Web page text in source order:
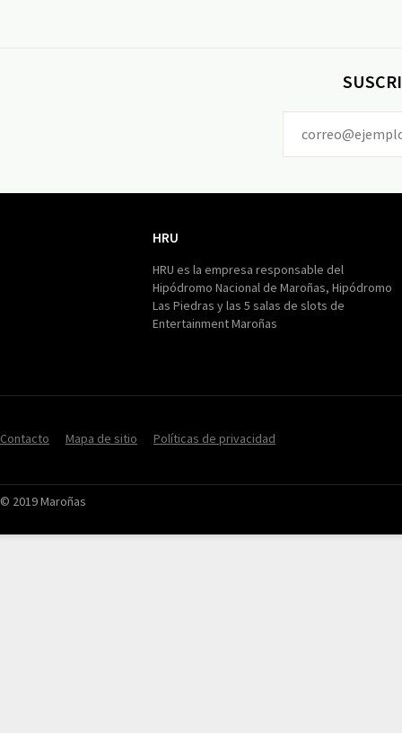
HRU
HRU es la empresa responsable del
Hipódromo Nacional de Maroñas, Hipódromo
Las Piedras y las 5 salas de slots de
Entertainment Maroñas
Contacto Mapa de sitio Políticas de privacidad
© 2019 Maroñas